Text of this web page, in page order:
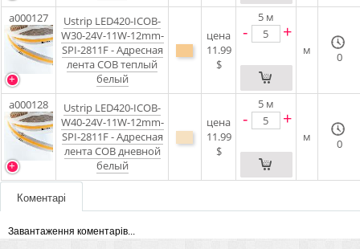
a000127
Ustrip LED420-ICOB-
W30-24V-11W-12mm-
SPI-2811F - Адресная
лента COB теплый
белый
цена
11.99
$
5 м
- +
м 0
a000128
Ustrip LED420-ICOB-
W40-24V-11W-12mm-
SPI-2811F - Адресная
лента COB дневной
белый
цена
11.99
$
5 м
- +
м 0
Коментарі
Завантаження коментарів...